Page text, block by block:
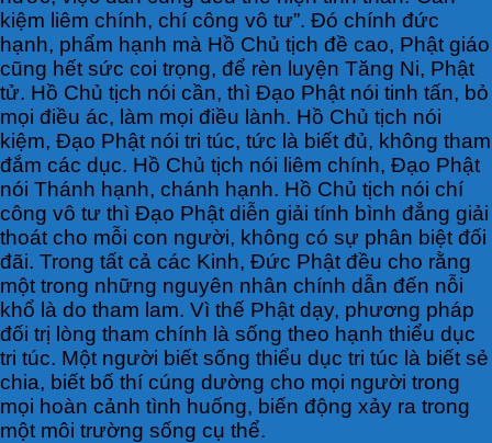
kiệm liêm chính, chí công vô tư”. Đó chính đức
hạnh, phẩm hạnh mà Hồ Chủ tịch đề cao, Phật giáo
cũng hết sức coi trọng, để rèn luyện Tăng Ni, Phật
tử. Hồ Chủ tịch nói cần, thì Đạo Phật nói tinh tấn, bỏ
mọi điều ác, làm mọi điều lành. Hồ Chủ tịch nói
kiệm, Đạo Phật nói tri túc, tức là biết đủ, không tham
đắm các dục. Hồ Chủ tịch nói liêm chính, Đạo Phật
nói Thánh hạnh, chánh hạnh. Hồ Chủ tịch nói chí
công vô tư thì Đạo Phật diễn giải tính bình đẳng giải
thoát cho mỗi con người, không có sự phân biệt đối
đãi. Trong tất cả các Kinh, Đức Phật đều cho rằng
một trong những nguyên nhân chính dẫn đến nỗi
khổ là do tham lam. Vì thế Phật dạy, phương pháp
đối trị lòng tham chính là sống theo hạnh thiểu dục
tri túc. Một người biết sống thiểu dục tri túc là biết sẻ
chia, biết bố thí cúng dường cho mọi người trong
mọi hoàn cảnh tình huống, biến động xảy ra trong
một môi trường sống cụ thể.